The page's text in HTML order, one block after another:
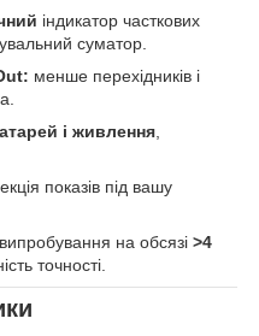
індикатор часткових
суматор.
менше перехідників і
і живлення,
показів під вашу
випробування на обсязі >4
точності.